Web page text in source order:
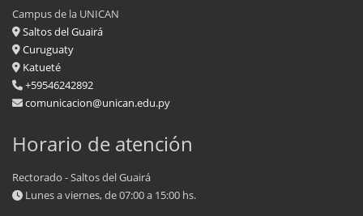
Campus de la UNICAN
Saltos del Guairá
Curuguaty
Katueté
+59546242892
comunicacion@unican.edu.py
Horario de atención
Rectorado - Saltos del Guairá
Lunes a viernes, de 07:00 a 15:00 hs.